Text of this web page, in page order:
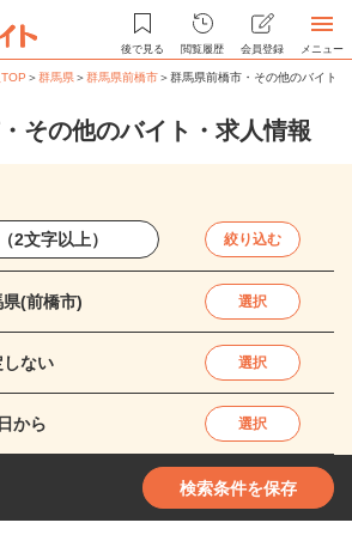
後で見る 閲覧履歴 会員登録 メニュー
＞群馬県＞群馬県前橋市＞群馬県前橋市・その他のバイト
その他のバイト・求人情報
絞り込む
県(前橋市) 選択
しない 選択
から 選択
検索条件を保存